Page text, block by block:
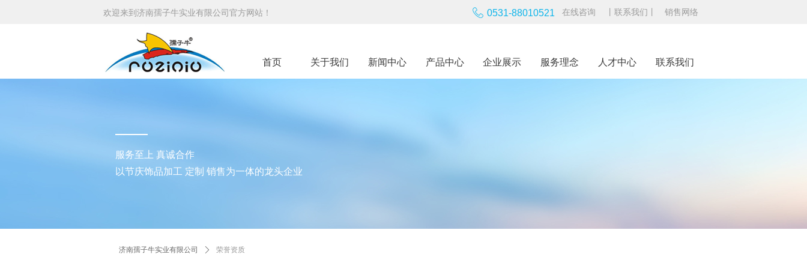
欢迎来到济南孺子牛实业有限公司官方网站！ 在线咨询 丨联系我们丨 销售网络
0531-88010521
首页 关于我们 新闻中心 产品中心 企业展示 服务理念 人才中心 联系我们
服务至上 真诚合作
以节庆饰品加工 定制 销售为一体的龙头企业
济南孺子牛实业有限公司 ꄲ 荣誉资质